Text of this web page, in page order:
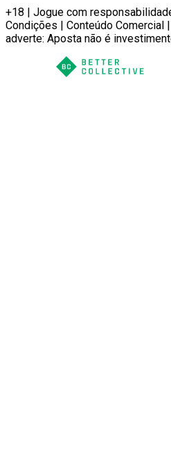
+18 | Jogue com
Condições | Conteúdo Comercial
adverte: Aposta não é